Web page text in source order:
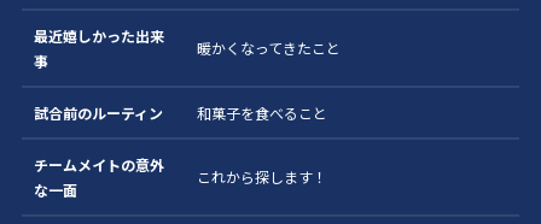
最近嬉しかった出来
事
暖かくなってきたこと
試合前のルーティン 和菓子を食べること
チームメイトの意外
な一面
これから探します！